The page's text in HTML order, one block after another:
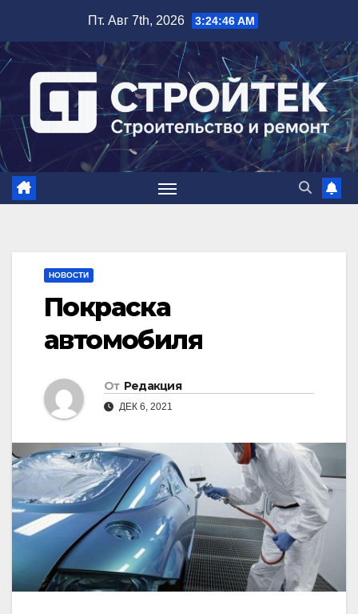
содержимому
Пт. Авг 7th, 2026 3:24:47 AM
НОВОСТИ
Покраска
автомобиля
От Редакция
ДЕК 6, 2021